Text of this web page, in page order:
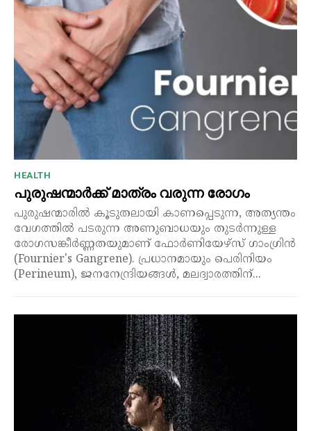
HEALTH
പുരുഷന്മാർക്ക് മാത്രം വരുന്ന രോഗം
പുരുഷന്മാരിൽ കൂടുതലായി കാണപ്പെടുന്ന, അത്യന്തം
വേഗത്തിൽ പടരുന്ന അണുബാധയും തുടർന്നുള്ള
രോഗസങ്കീർണ്ണതയുമാണ് ഫോർണിയേഴ്സ് ഗാംഗ്രിൻ
(Fournier's Gangrene). പ്രധാനമായും പെരിനിയം
(Perineum), ജനനേന്ദ്രിയങ്ങൾ, മലദ്വാരത്തിന്...